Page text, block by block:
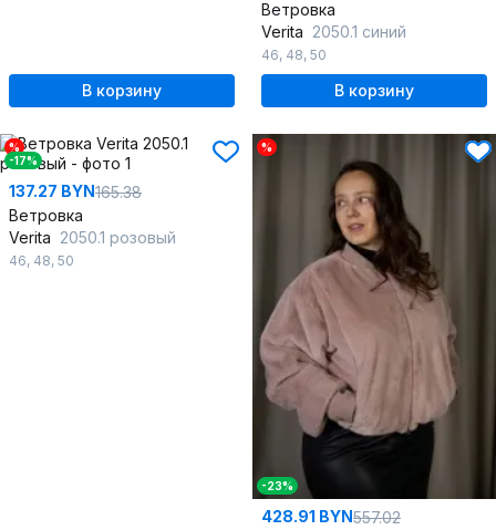
В корзину
Ветровка
Verita 2050.1 синий
46, 48, 50
В корзину
%
-17%
137.27 BYN165.38
Ветровка
Verita 2050.1 розовый
46, 48, 50
%
-23%
428.91 BYN557.02